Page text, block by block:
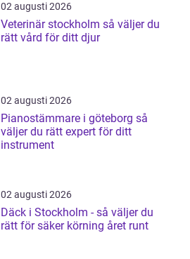
02 augusti 2026
Veterinär stockholm så väljer du
rätt vård för ditt djur
02 augusti 2026
Pianostämmare i göteborg så
väljer du rätt expert för ditt
instrument
02 augusti 2026
Däck i Stockholm - så väljer du
rätt för säker körning året runt